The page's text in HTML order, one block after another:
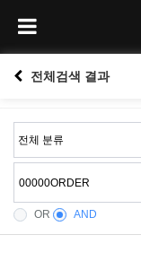
전체검색 결과
OR AND